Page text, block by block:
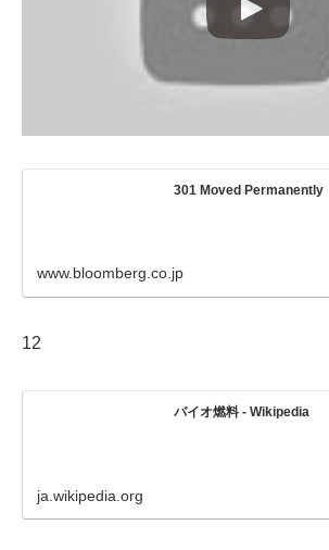
301 Moved Permanently
www.bloomberg.co.jp
12
バイオ燃料 - Wikipedia
ja.wikipedia.org